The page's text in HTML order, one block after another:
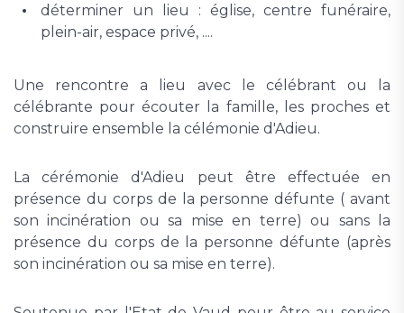
déterminer un lieu : église, centre funéraire,
plein-air, espace privé, ....
Une rencontre a lieu avec le célébrant ou la
célébrante pour écouter la famille, les proches et
construire ensemble la célémonie d'Adieu.
La cérémonie d'Adieu peut être effectuée en
présence du corps de la personne défunte ( avant
son incinération ou sa mise en terre) ou sans la
présence du corps de la personne défunte (après
son incinération ou sa mise en terre).